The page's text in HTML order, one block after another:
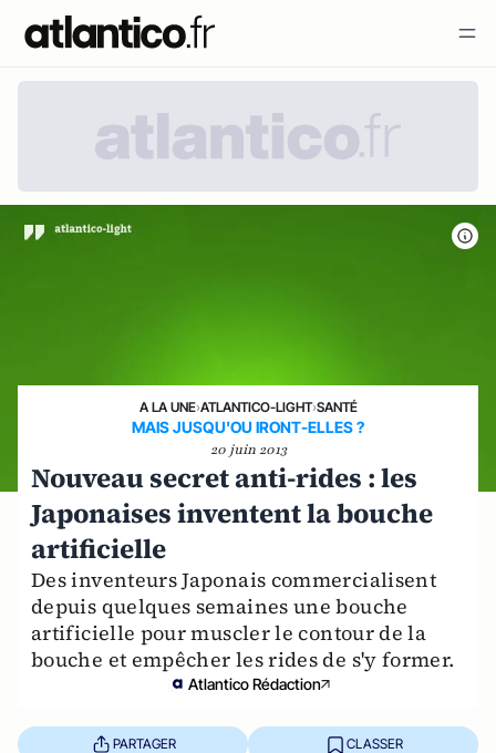
A LA UNE›ATLANTICO-LIGHT›SANTÉ
MAIS JUSQU'OU IRONT-ELLES ?
20 juin 2013
Nouveau secret anti-rides : les
Japonaises inventent la bouche
artificielle
Des inventeurs Japonais commercialisent
depuis quelques semaines une bouche
artificielle pour muscler le contour de la
bouche et empêcher les rides de s'y former.
Atlantico Rédaction
PARTAGER CLASSER